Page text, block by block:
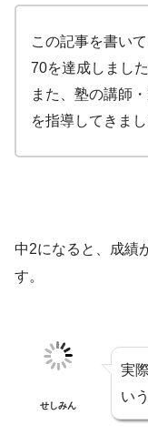
この記事を書い
70を達成しました
また、塾の講師
を指導してきまし
中2になると、成績
す。
せしみん
実
い